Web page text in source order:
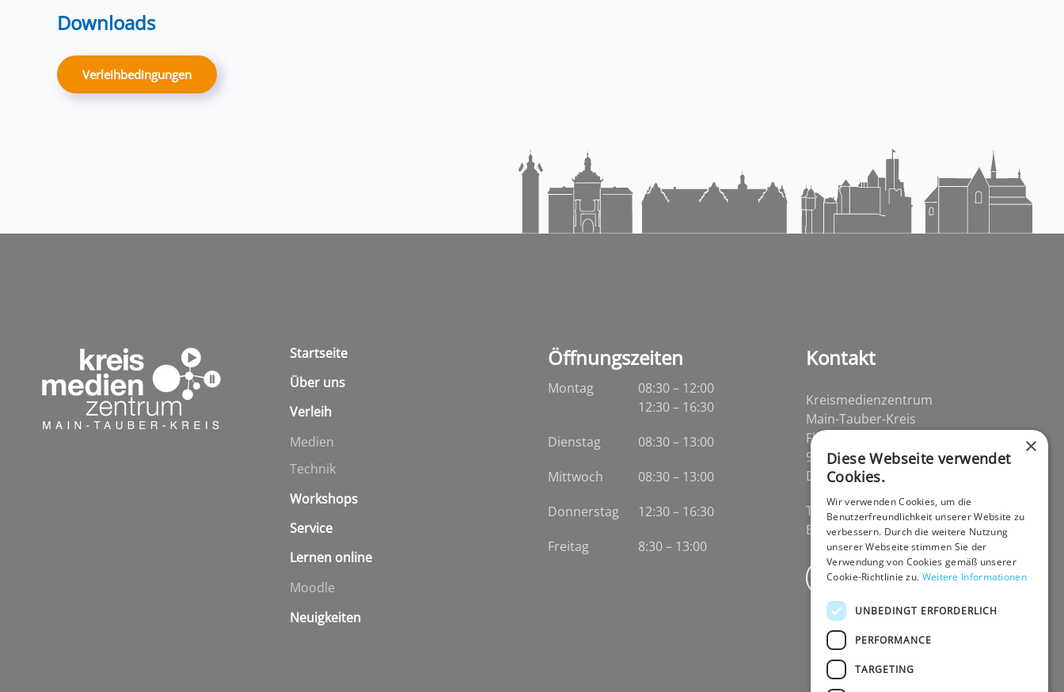
Downloads
Verleihbedingungen
Startseite
Über uns
Verleih
Medien
Technik
Workshops
Service
Lernen online
Moodle
Neuigkeiten
Öffnungszeiten
Montag
08:30 – 12:00
12:30 – 16:30
Dienstag
08:30– 13:00
Mittwoch
08:30– 13:00
Donnerstag
12:30 – 16:30
Freitag
8:30 – 13:00
Kontakt
Kreismedienzentrum
Main-Tauber-Kreis
Flurstraße 2
97941 Tauberbischofsheim-
Distelhausen
Telefon 09341 84670
E-Mailpost@kmz-tbb.de
Newsletter
×
Diese Webseite verwendet
Cookies.
Wir verwenden Cookies, um die
Benutzerfreundlichkeit unserer Website zu
verbessern. Durch die weitere Nutzung
unserer Webseite stimmen Sie der
Verwendung von Cookies gemäß unserer
Cookie-Richtlinie zu. Weitere Informationen
UNBEDINGT ERFORDERLICH
PERFORMANCE
TARGETING